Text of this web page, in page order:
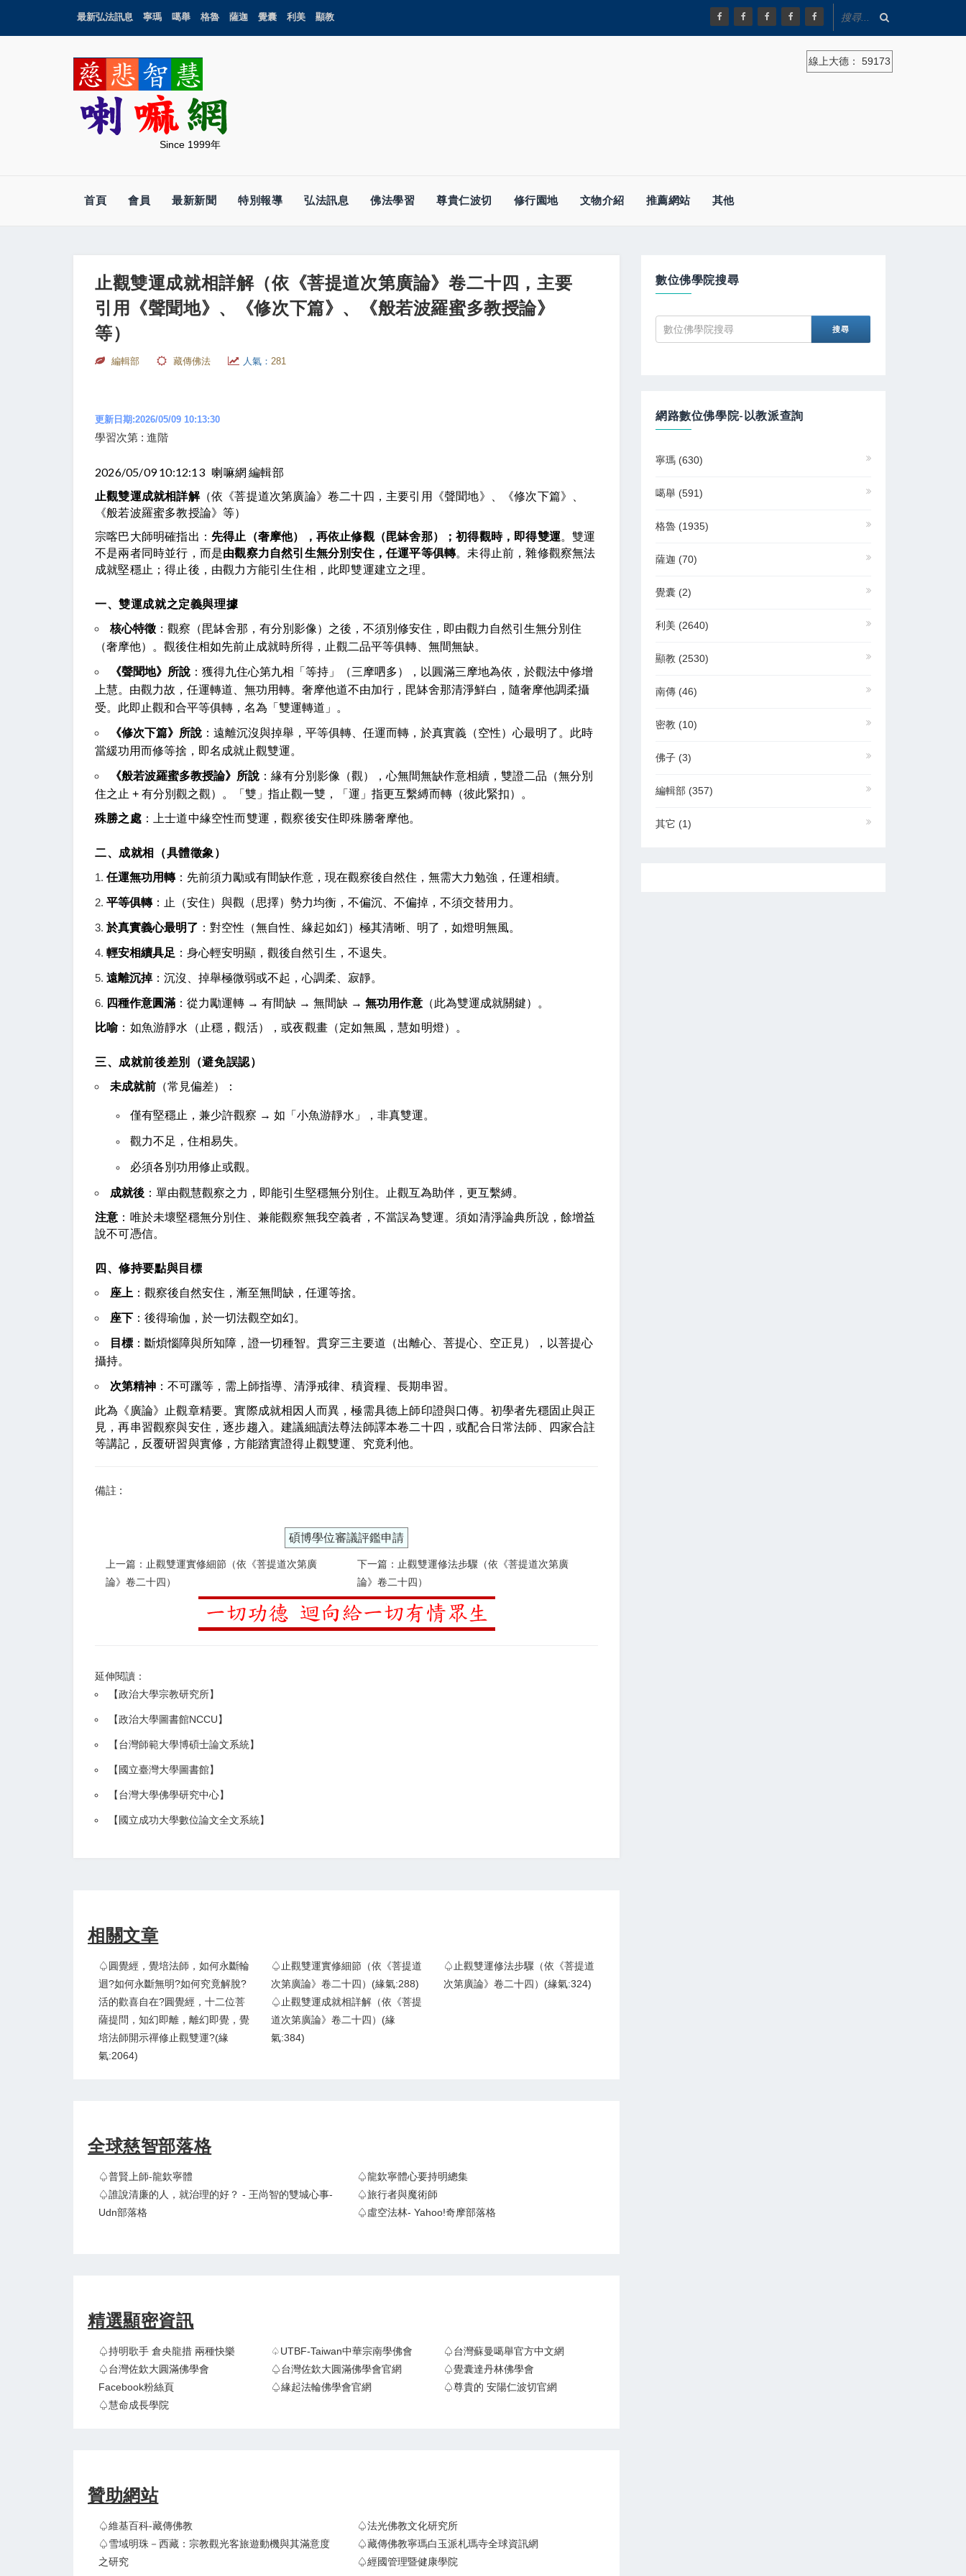
最新弘法訊息 寧瑪 噶舉 格魯 薩迦 覺囊 利美 顯教
Since 1999年
線上大德： 59173
首頁 會員 最新新聞 特別報導 弘法訊息 佛法學習 尊貴仁波切 修行園地 文物介紹 推薦網站 其他
止觀雙運成就相詳解（依《菩提道次第廣論》卷二十四，主要
引用《聲聞地》、《修次下篇》、《般若波羅蜜多教授論》
等）
編輯部 藏傳佛法 人氣： 281
更新日期:2026/05/09 10:13:30
學習次第 : 進階
2026/05/09 10:12:13 喇嘛網 編輯部
止觀雙運成就相詳解（依《菩提道次第廣論》卷二十四，主要引用《聲聞地》、《修次下篇》、
《般若波羅蜜多教授論》等）
宗喀巴大師明確指出： 先得止（奢摩他），再依止修觀（毘缽舍那）；初得觀時，即得雙運。雙運
不是兩者同時並行，而是由觀察力自然引生無分別安住，任運平等俱轉。未得止前，雜修觀察無法
成就堅穩止；得止後，由觀力方能引生住相，此即雙運建立之理。
一、雙運成就之定義與理據
核心特徵 ：觀察（毘缽舍那，有分別影像）之後，不須別修安住，即由觀力自然引生無分別住
（奢摩他）。觀後住相如先前止成就時所得，止觀二品平等俱轉、無間無缺。
《聲聞地》所說 ：獲得九住心第九相「等持」（三摩呬多），以圓滿三摩地為依，於觀法中修增
上慧。由觀力故，任運轉道、無功用轉。奢摩他道不由加行，毘缽舍那清淨鮮白，隨奢摩他調柔攝
受。此即止觀和合平等俱轉，名為「雙運轉道」。
《修次下篇》所說 ：遠離沉沒與掉舉，平等俱轉、任運而轉，於真實義（空性）心最明了。此時
當緩功用而修等捨，即名成就止觀雙運。
《般若波羅蜜多教授論》所說 ：緣有分別影像（觀），心無間無缺作意相續，雙證二品（無分別
住之止 + 有分別觀之觀）。「雙」指止觀一雙，「運」指更互繫縛而轉（彼此緊扣）。
殊勝之處：上士道中緣空性而雙運，觀察後安住即殊勝奢摩他。
二、成就相（具體徵象）
任運無功用轉：先前須力勵或有間缺作意，現在觀察後自然住，無需大力勉強，任運相續。
平等俱轉：止（安住）與觀（思擇）勢力均衡，不偏沉、不偏掉，不須交替用力。
於真實義心最明了 ：對空性（無自性、緣起如幻）極其清晰、明了，如燈明無風。
輕安相續具足 ：身心輕安明顯，觀後自然引生，不退失。
遠離沉掉：沉沒、掉舉極微弱或不起，心調柔、寂靜。
四種作意圓滿 ：從力勵運轉 → 有間缺 → 無間缺 → 無功用作意 （此為雙運成就關鍵）。
比喻：如魚游靜水（止穩，觀活），或夜觀畫（定如無風，慧如明燈）。
三、成就前後差別（避免誤認）
未成就前 （常見偏差）：
僅有堅穩止，兼少許觀察 → 如「小魚游靜水」，非真雙運。
觀力不足，住相易失。
必須各別功用修止或觀。
成就後 ：單由觀慧觀察之力，即能引生堅穩無分別住。止觀互為助伴，更互繫縛。
注意 ：唯於未壞堅穩無分別住、兼能觀察無我空義者，不當誤為雙運。須如清淨論典所說，餘增益
說不可憑信。
四、修持要點與目標
座上 ：觀察後自然安住，漸至無間缺，任運等捨。
座下 ：後得瑜伽，於一切法觀空如幻。
目標 ：斷煩惱障與所知障，證一切種智。貫穿三主要道（出離心、菩提心、空正見），以菩提心
攝持。
次第精神 ：不可躐等，需上師指導、清淨戒律、積資糧、長期串習。
此為《廣論》止觀章精要。實際成就相因人而異，極需具德上師印證與口傳。初學者先穩固止與正
見，再串習觀察與安住，逐步趨入。建議細讀法尊法師譯本卷二十四，或配合日常法師、四家合註
等講記，反覆研習與實修，方能踏實證得止觀雙運、究竟利他。
備註 :
碩博學位審議評鑑申請
上一篇：止觀雙運實修細節（依《菩提道次第廣
論》卷二十四）
下一篇：止觀雙運修法步驟（依《菩提道次第廣
論》卷二十四）
延伸閱讀：
【政治大學宗教研究所】
【政治大學圖書館NCCU】
【台灣師範大學博碩士論文系統】
【 國立臺灣大學圖書館】
【台灣大學佛學研究中心】
【 國立成功大學數位論文全文系統】
相關文章
♤圓覺經，覺培法師，如何永斷輪
迴?如何永斷無明?如何究竟解脫?
活的歡喜自在?圓覺經，十二位菩
薩提問，知幻即離，離幻即覺，覺
培法師開示禪修止觀雙運?(緣
氣:2064)
♤止觀雙運實修細節（依《菩提道
次第廣論》卷二十四）(緣氣:288)
♤止觀雙運修法步驟（依《菩提道
次第廣論》卷二十四）(緣氣:324)
♤止觀雙運成就相詳解（依《菩提
道次第廣論》卷二十四）(緣
氣:384)
全球慈智部落格
♤普賢上師-龍欽寧體
♤龍欽寧體心要持明總集
♤誰說清廉的人，就治理的好？ - 王尚智的雙城心事-
Udn部落格
♤旅行者與魔術師
♤虛空法林- Yahoo!奇摩部落格
精選顯密資訊
♤持明歌手 倉央龍措 兩種快樂 ♤UTBF-Taiwan中華宗南學佛會
♤台灣蘇曼噶舉官方中文網
♤台灣佐欽大圓滿佛學會
Facebook粉絲頁
♤台灣佐欽大圓滿佛學會官網
♤覺囊達丹林佛學會
♤緣起法輪佛學會官網
♤尊貴的 安陽仁波切官網
♤慧命成長學院
贊助網站
♤維基百科-藏傳佛教
♤法光佛教文化研究所
♤雪域明珠－西藏：宗教觀光客旅遊動機與其滿意度
之研究
♤藏傳佛教寧瑪白玉派札瑪寺全球資訊網
♤經國管理暨健康學院
數位佛學院搜尋
網路數位佛學院-以教派查詢
寧瑪 (630)
噶舉 (591)
格魯 (1935)
薩迦 (70)
覺囊 (2)
利美 (2640)
顯教 (2530)
南傳 (46)
密教 (10)
佛子 (3)
編輯部 (357)
其它 (1)